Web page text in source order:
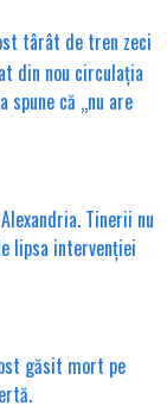
târât de tren zeci
din nou circulația
spune că „nu are
Tinerii nu
lipsa intervenției
găsit mort pe